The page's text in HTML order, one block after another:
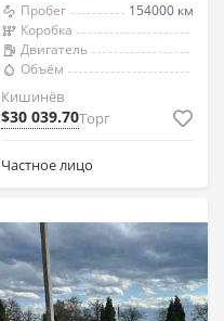
Пробег
154000 км
Коробка
Двигатель
Объём
Кишинёв
$30 039.70Торг
Частное лицо